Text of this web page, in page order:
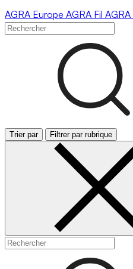
AGRA Europe AGRA Fil AGRA
Trier par Filtrer par rubrique